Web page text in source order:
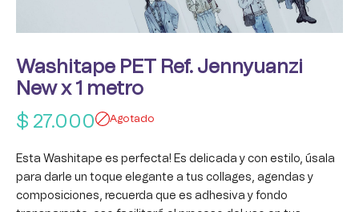
Washitape PET Ref. Jennyuanzi
New x 1 metro
$ 27.000 Agotado
Esta Washitape es perfecta! Es delicada y con estilo, úsala
para darle un toque elegante a tus collages, agendas y
composiciones, recuerda que es adhesiva y fondo